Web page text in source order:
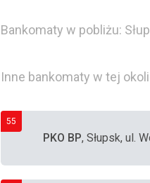
Bankomaty w pobliżu:
Inne bankomaty w tej
55
PKO BP, Słupsk, ul.